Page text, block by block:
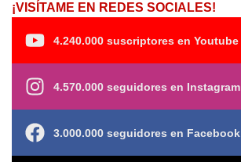
¡VISÍTAME EN REDES SOCIALES!
4.240.000 suscriptores en Youtube
4.570.000 seguidores en Instagram
3.000.000 seguidores en Facebook